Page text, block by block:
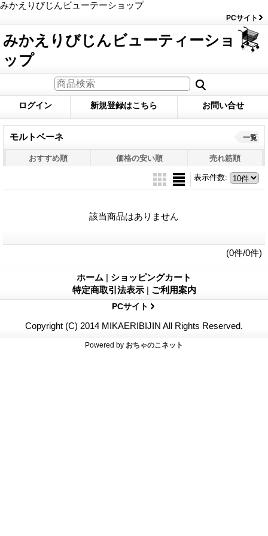
みかえりびじんビューテーショップ
PCサイト
みかえりびじんビューティーショ
ップ
ログイン 新規登録はこちら お問い合せ
モルトベーネ 一覧
おすすめ順 価格の安い順 売れ筋順
表示件数:
該当商品はありません
(0件/0件)
ホーム | ショッピングカート
特定商取引法表示 | ご利用案内
PCサイト
Copyright (C) 2014 MIKAERIBIJIN All Rights Reserved.
Powered by おちゃのこネット